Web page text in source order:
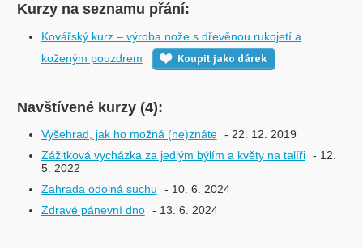
Kurzy na seznamu přání:
Kovářský kurz – výroba nože s dřevěnou rukojetí a
koženým pouzdrem
Koupit jako dárek
Navštívené kurzy (4):
Vyšehrad, jak ho možná (ne)znáte - 22. 12. 2019
Zážitková vycházka za jedlým býlím a květy na talíři - 12.
5. 2022
Zahrada odolná suchu
- 10. 6. 2024
Zdravé pánevní dno - 13. 6. 2024